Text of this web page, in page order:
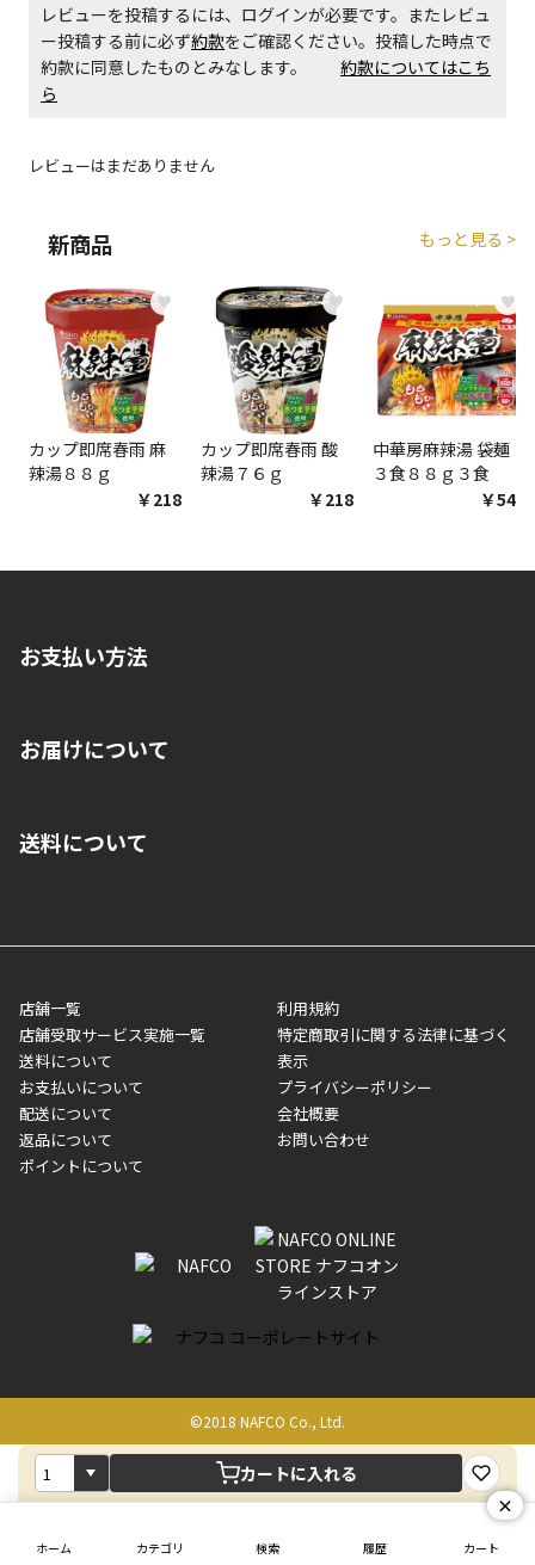
ホーム カテゴリ 検索 履歴 カート
カートに入れる
レビューを投稿するには、ログインが必要です。またレビュ
ー投稿する前に必ず約款をご確認ください。投稿した時点で
約款に同意したものとみなします。 約款についてはこち
ら
レビューはまだありません
新商品 もっと見る >
♥
カップ即席春雨 麻
辣湯８８ｇ
￥218
♥
カップ即席春雨 酸
辣湯７６ｇ
￥218
♥
中華房麻辣湯 袋麺
３食８８ｇ３食
￥548
お支払い方法
いいただくことはできません。ご了承ください。
■代金引換(代引)※手数料がかかります
■商品によっては一部決済方法が使用できない場合がございま
す。
お届けについて
ご注文が確認出来次第、1～4営業日に発送いたします。「お取り
業日にてお引渡しとなります。(離島などの場合、例外もあります)
メーカー直送品など一部商品については、その他商品との購入に
制限がかかる場合がございます。また発送日についても、通常と
異なる場合がございます。対象商品の説明ページをご確認くださ
い。
■店舗受取をご選択いただいた場合
ご注文が確認出来次第、お受取される店舗在庫を使用してご準備
をさせていただきます。店舗に在庫がない場合は店舗よりお取り
いただく場合がございます。店舗準備でのお渡しとなる為、商品
のみの受け渡しとなります。（箱や納品書は付属しておりませ
ん）店舗で準備が出来次第、メールにてご連絡させていただきま
送料について
店舗一覧
店舗受取サービス実施一覧
送料について
お支払いについて
配送について
返品について
ポイントについて
利用規約
特定商取引に関する法律に基づく
表示
プライバシーポリシー
会社概要
お問い合わせ
©2018 NAFCO Co., Ltd.
×